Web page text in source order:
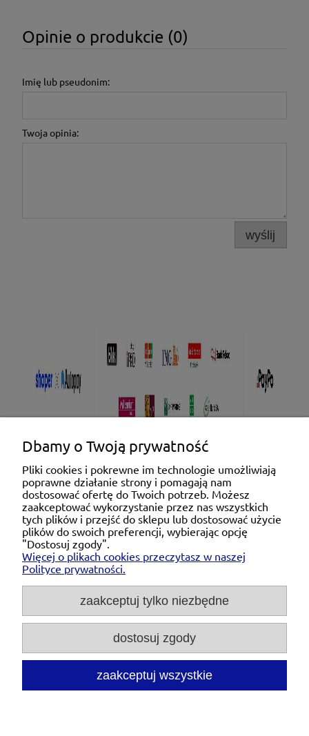
Opinie o produkcie (0)
Imię lub pseudonim:
Twoja opinia:
wyślij
Pomoc
Moje konto
Płatności i dostawa
O nas
Michał Niedźwiecki Dobra Armatura, ul. Krakowska
28d/5, 71-021 Szczecin, woj. zachodniopomorskie,
697476240pon. - pt. 08:00-18:00 |
Mail:kontakt@dobraarmatura.pl
Dbamy o Twoją prywatność
Pliki cookies i pokrewne im technologie umożliwiają
poprawne działanie strony i pomagają nam
dostosować ofertę do Twoich potrzeb. Możesz
zaakceptować wykorzystanie przez nas wszystkich
tych plików i przejść do sklepu lub dostosować użycie
plików do swoich preferencji, wybierając opcję
"Dostosuj zgody".
Więcej o plikach cookies przeczytasz w naszej
Polityce prywatności.
zaakceptuj tylko niezbędne
dostosuj zgody
zaakceptuj wszystkie